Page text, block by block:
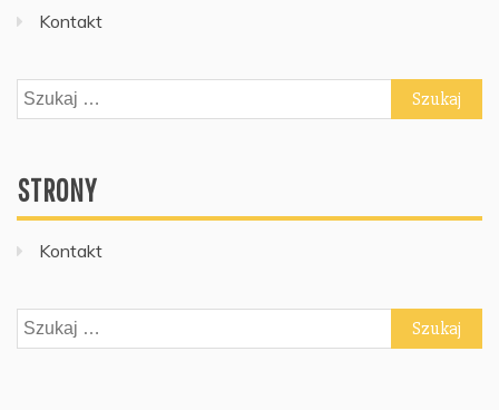
Kontakt
Szukaj:
STRONY
Kontakt
Szukaj: